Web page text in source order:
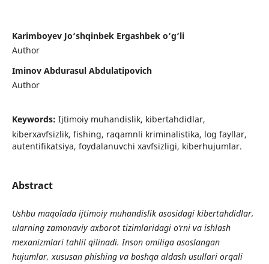
Karimboyev Jo‘shqinbek Ergashbek o‘g‘li
Author
Iminov Abdurasul Abdulatipovich
Author
Keywords: Ijtimoiy muhandislik, kibertahdidlar,
kiberxavfsizlik, fishing, raqamnli kriminalistika, log fayllar,
autentifikatsiya, foydalanuvchi xavfsizligi, kiberhujumlar.
Abstract
Ushbu maqolada ijtimoiy muhandislik asosidagi kibertahdidlar,
ularning zamonaviy axborot tizimlaridagi o‘rni va ishlash
mexanizmlari tahlil qilinadi. Inson omiliga asoslangan
hujumlar, xususan phishing va boshqa aldash usullari orqali